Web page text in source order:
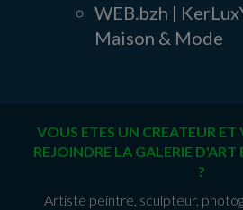
WEB.bzh |
Maison & Mode
VOUS ETES UN CREATEUR
REJOINDRE LA GALERIE D'ART
?
Artiste peintre, sculpteur,